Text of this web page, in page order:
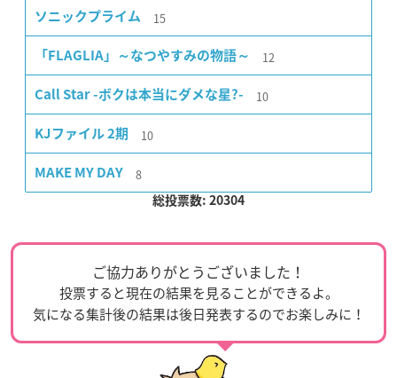
ソニックプライム 15
「FLAGLIA」～なつやすみの物語～ 12
Call Star -ボクは本当にダメな星?- 10
KJファイル 2期 10
MAKE MY DAY 8
総投票数: 20304
ご協力ありがとうございました！
投票すると現在の結果を見ることができるよ。
気になる集計後の結果は後日発表するのでお楽しみに！